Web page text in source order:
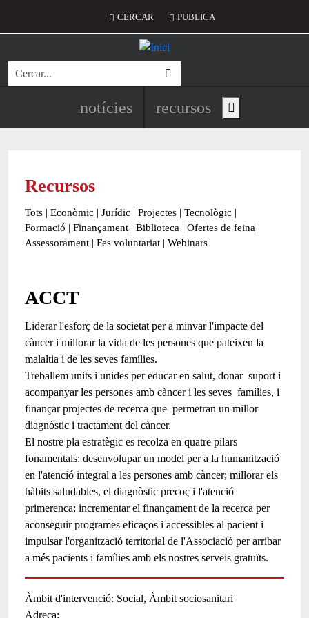
Menú del compte d'usuari
CERCAR PUBLICA
Cerca
Navegació principal de
notícies recursos Show main menu
Recursos
Tots | Econòmic | Jurídic | Projectes | Tecnològic |
Formació | Finançament | Biblioteca | Ofertes de feina |
Assessorament | Fes voluntariat | Webinars
ACCT
Liderar l'esforç de la societat per a minvar l'impacte del
càncer i millorar la vida de les persones que pateixen la
malaltia i de les seves famílies.
Treballem units i unides per educar en salut, donar suport i
acompanyar les persones amb càncer i les seves famílies, i
finançar projectes de recerca que permetran un millor
diagnòstic i tractament del càncer.
El nostre pla estratègic es recolza en quatre pilars
fonamentals: desenvolupar un model per a la humanització
en l'atenció integral a les persones amb càncer; millorar els
hàbits saludables, el diagnòstic precoç i l'atenció
primerenca; incrementar el finançament de la recerca per
aconseguir programes eficaços i accessibles al pacient i
impulsar l'organització territorial de l'Associació per arribar
a més pacients i famílies amb els nostres serveis gratuïts.
Àmbit d'intervenció Social Àmbit sociosanitari
Adreça: